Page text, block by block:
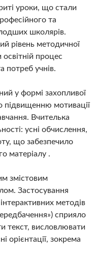
уроки, що стали
та
школярів.
рівень методичної
освітній процес
потреб учнів.
у формі захопливої
підвищенню мотивації
Вчителька
усні обчислення,
що забезпечило
матеріалу .
змістовим
Застосування
методів
сприяло
текст, висловлювати
орієнтації, зокрема